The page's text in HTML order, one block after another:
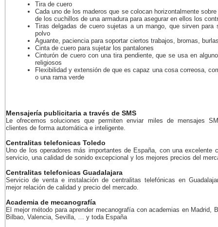
Tira de cuero
Cada uno de los maderos que se colocan horizontalmente
de los cuchillos de una armadura para asegurar en ellos los
Tiras delgadas de cuero sujetas a un mango, que sirven para
polvo
Aguante, paciencia para soportar ciertos trabajos, bromas,
Cinta de cuero para sujetar los pantalones
Cinturón de cuero con una tira pendiente, que se usa en
religiosos
Flexibilidad y extensión de que es capaz una cosa correosa,
o una rama verde
Mensajería publicitaria a través de SMS
Le ofrecemos soluciones que permiten enviar miles de mensajes
clientes de forma automática e inteligente.
Centralitas telefonicas Toledo
Uno de los operadores más importantes de España, con una excelente
servicio, una calidad de sonido excepcional y los mejores precios del
Centralitas telefonicas Guadalajara
Servicio de venta e instalación de centralitas telefónicas en
mejor relación de calidad y precio del mercado.
Academia de mecanografía
El mejor método para aprender mecanografía con academias en Madrid,
Bilbao, Valencia, Sevilla, … y toda España